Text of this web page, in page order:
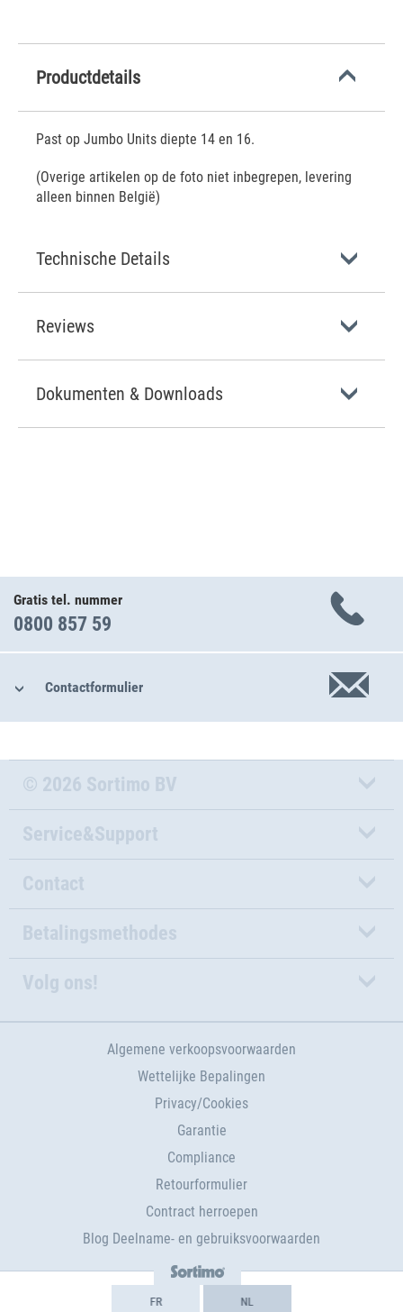
Productdetails
Past op Jumbo Units diepte 14 en 16.
(Overige artikelen op de foto niet inbegrepen, levering
alleen binnen België)
Technische Details
Reviews
Dokumenten & Downloads
Gratis tel. nummer
0800 857 59
Contactformulier
© 2026 Sortimo BV
Service&Support
Contact
Betalingsmethodes
Volg ons!
Algemene verkoopsvoorwaarden
Wettelijke Bepalingen
Privacy/Cookies
Garantie
Compliance
Retourformulier
Contract herroepen
Blog Deelname- en gebruiksvoorwaarden